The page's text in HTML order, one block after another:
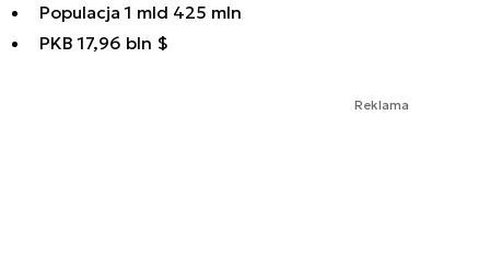
Populacja 1 mld 425 mln
PKB 17,96 bln $
Reklama